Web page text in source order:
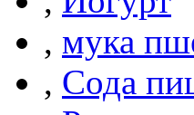
, мука
, Сода